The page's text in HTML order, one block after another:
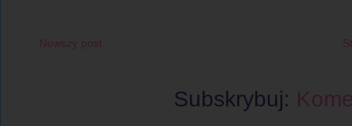
Nowszy post
Subskrybuj: